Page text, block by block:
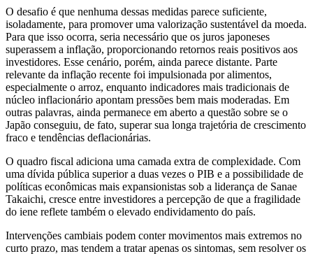
O desafio é que nenhuma dessas medidas parece suficiente,
isoladamente, para promover uma valorização sustentável da moeda.
Para que isso ocorra, seria necessário que os juros japoneses
superassem a inflação, proporcionando retornos reais positivos aos
investidores. Esse cenário, porém, ainda parece distante. Parte
relevante da inflação recente foi impulsionada por alimentos,
especialmente o arroz, enquanto indicadores mais tradicionais de
núcleo inflacionário apontam pressões bem mais moderadas. Em
outras palavras, ainda permanece em aberto a questão sobre se o
Japão conseguiu, de fato, superar sua longa trajetória de crescimento
fraco e tendências deflacionárias.
O quadro fiscal adiciona uma camada extra de complexidade. Com
uma dívida pública superior a duas vezes o PIB e a possibilidade de
políticas econômicas mais expansionistas sob a liderança de Sanae
Takaichi, cresce entre investidores a percepção de que a fragilidade
do iene reflete também o elevado endividamento do país.
Intervenções cambiais podem conter movimentos mais extremos no
curto prazo, mas tendem a tratar apenas os sintomas, sem resolver os